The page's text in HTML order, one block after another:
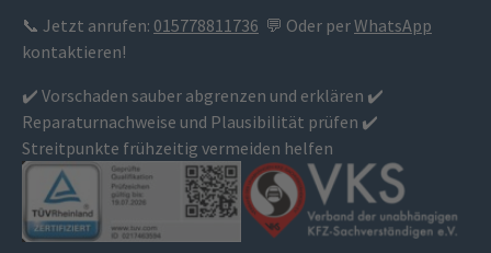
📞 Jetzt anrufen: 015778811736 💬 Oder perWhatsApp
kontaktieren!
✔️ Vorschaden sauber abgrenzen und erklären ✔️
Reparaturnachweise und Plausibilität prüfen ✔️
Streitpunkte frühzeitig vermeiden helfen